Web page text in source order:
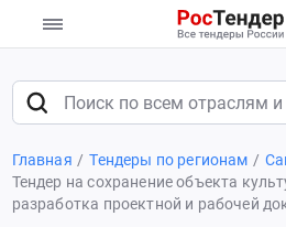
Главная Тендеры по регионам
Тендер на сохранение объекта
разработка проектной и рабочей